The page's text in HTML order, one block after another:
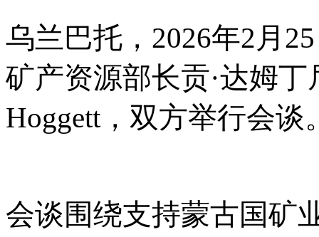
乌兰巴托， 2026年2月
矿产资源部长贡·达姆
Hoggett，双方举行会谈
会谈围绕支持蒙古国矿